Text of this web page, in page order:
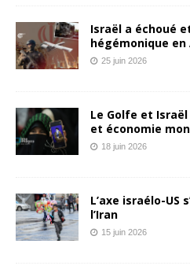
Israël a échoué
hégémonique en
25 juin 2026
Le Golfe et
et économie
18 juin 2026
L’axe israélo-US
l’Iran
15 juin 2026